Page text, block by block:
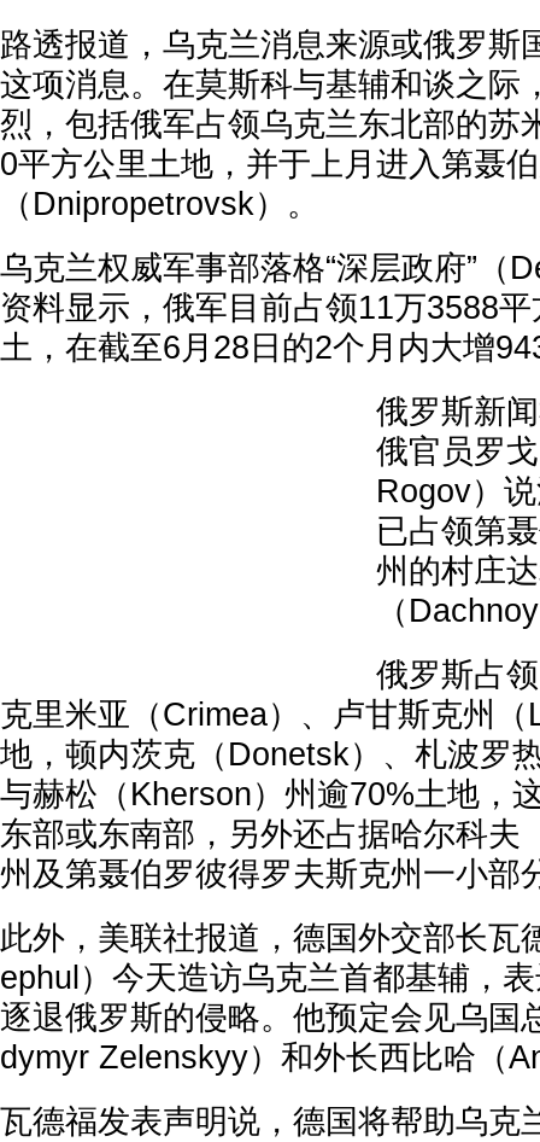
路透报道，乌克兰消息来源或俄罗斯
这项消息。在莫斯科与基辅和谈之际
烈，包括俄军占领乌克兰东北部的苏
0平方公里土地，并于上月进入第聂
（Dnipropetrovsk）。
乌克兰权威军事部落格“深层政府”（
资料显示，俄军目前占领11万3588
土，在截至6月28日的2个月内大增
俄罗斯新
俄官员罗
Rogov）
已占领第
州的村庄
（
俄罗斯占
克里米亚（Crimea）、卢甘斯克州
地，顿内茨克（Donetsk）、札波罗
与赫松（Kherson）州逾70%土地，
东部或东南部，另外还占据哈尔科夫
州及第聂伯罗彼得罗夫斯克州一小部
此外，美联社报道，德国外交部长瓦
ephul）今天造访乌克兰首都基辅，
逐退俄罗斯的侵略。他预定会见乌国
dymyr Zelenskyy）和外长西比哈（
瓦德福发表声明说，德国将帮助乌克